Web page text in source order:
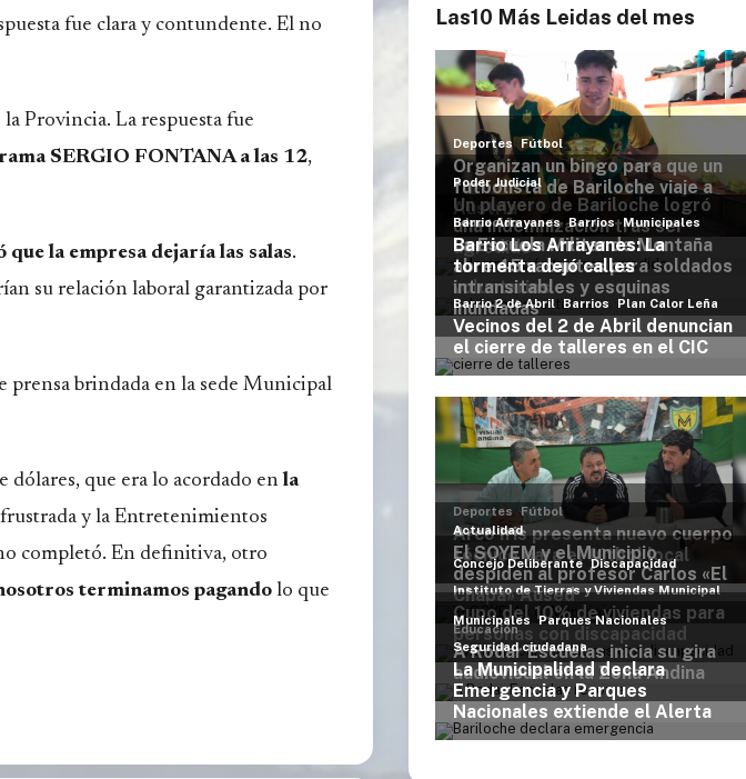
fue clara y contundente. El no
Provincia. La respuesta fue
SERGIO FONTANA a las 12,
que la empresa dejaría las salas.
su relación laboral garantizada por
prensa brindada en la sede Municipal
dólares, que era lo acordado enla
y la Entretenimientos
completó. En definitiva, otro
terminamos pagando lo que
Las10 Más Leidas del mes